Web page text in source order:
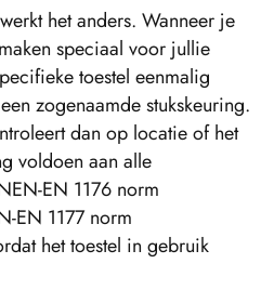
het anders. Wanneer je
speciaal voor jullie
toestel eenmalig
zogenaamde stukskeuring.
dan op locatie of het
voldoen aan alle
EN 1176 norm
EN 1177 norm
het toestel in gebruik